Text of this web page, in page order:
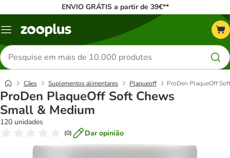
ENVIO GRÁTIS a partir de 39€**
Menu
Pesquisar
produtos
Cães Suplementos alimentares Plaqueoff ProDen PlaqueOff
ProDen PlaqueOff Soft Chews
Small & Medium
120 unidades
(0) Dar opinião